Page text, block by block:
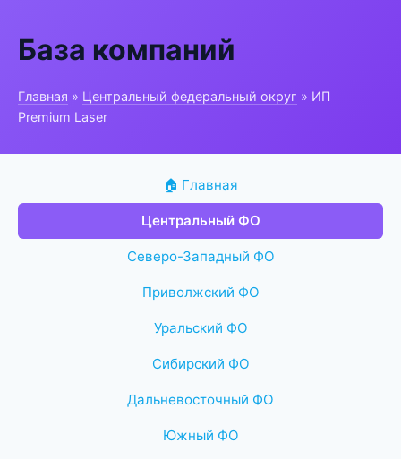
База компаний
Главная » Центральный федеральный округ » ИП
Premium Laser
🏠 Главная
Центральный ФО
Северо-Западный ФО
Приволжский ФО
Уральский ФО
Сибирский ФО
Дальневосточный ФО
Южный ФО